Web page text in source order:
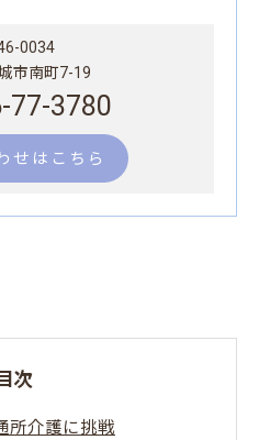
0034
市南町7-19
77-3780
せはこちら
目次
所介護に挑戦